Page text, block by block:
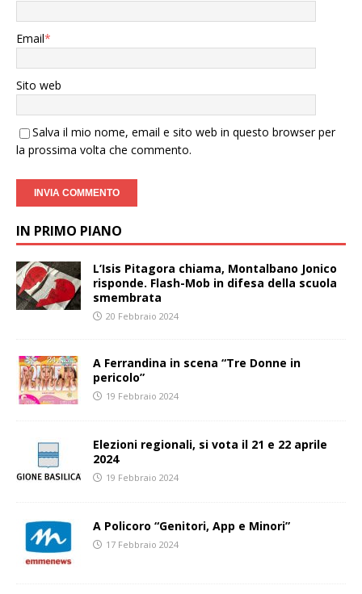
Email*
Sito web
Salva il mio nome, email e sito web in questo browser per
la prossima volta che commento.
IN PRIMO PIANO
L’Isis Pitagora chiama, Montalbano Jonico
risponde. Flash-Mob in difesa della scuola
smembrata
20 Febbraio 2024
A Ferrandina in scena “Tre Donne in
pericolo”
19 Febbraio 2024
Elezioni regionali, si vota il 21 e 22 aprile
2024
19 Febbraio 2024
A Policoro “Genitori, App e Minori”
17 Febbraio 2024